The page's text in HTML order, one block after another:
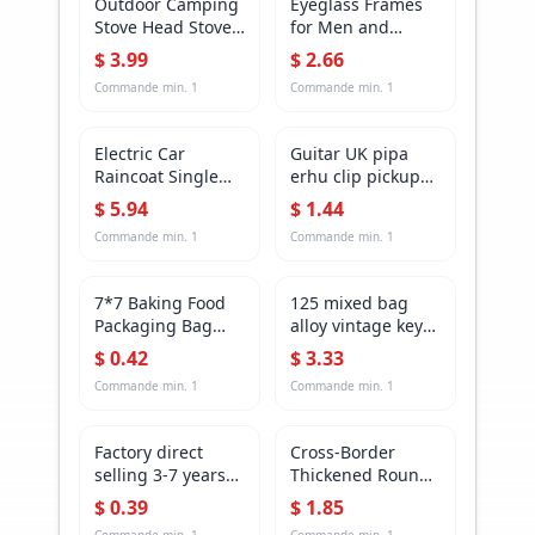
Decoration Props
decoration
Stove Head Stove
Windshield Cross-
Border Heavy
Galvanized Plate
Custom Wholesale
$3.99
Commande min. 1
for Men and
Women, Universal
Eyeglass Legs,
Plain Metal Leg
$2.66
Commande min. 1
Electric Car
Raincoat Single
Double Mother
and Child Parent-
Child Full Body
Motorcycle Battery
Car Transparent
Poncho
$5.94
Commande min. 1
Guitar UK pipa
erhu clip pickup
sound hole pickup
with board
function
$ 1.44
Commande min. 1
7*7 Baking Food
Packaging Bag
Snowflake Pastry
Cookie Self-
Sealing Bag Gift
$0.42
Commande min. 1
125 mixed bag
alloy vintage key
dIY pendant
popular jewelry
accessories
wholesale
$3.33
Commande min. 1
Factory direct
selling 3-7 years
old children
monochrome
$0.39
Cross-Border
Thickened Round
Roller Universal
Wheel Flower Pot
$ 1.85